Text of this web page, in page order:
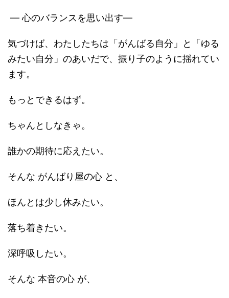
— 心のバランスを思い出す—
気づけば、わたしたちは「がんばる自分」と「ゆる
みたい自分」のあいだで、振り子のように揺れてい
ます。
もっとできるはず。
ちゃんとしなきゃ。
誰かの期待に応えたい。
そんな がんばり屋の心 と、
ほんとは少し休みたい。
落ち着きたい。
深呼吸したい。
そんな 本音の心 が、